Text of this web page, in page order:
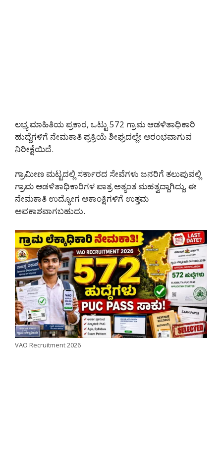
ಲಭ್ಯ ಮಾಹಿತಿಯ ಪ್ರಕಾರ, ಒಟ್ಟು 572 ಗ್ರಾಮ ಆಡಳಿತಾಧಿಕಾರಿ
ಹುದ್ದೆಗಳಿಗೆ ನೇಮಕಾತಿ ಪ್ರಕ್ರಿಯೆ ಶೀಘ್ರದಲ್ಲೇ ಆರಂಭವಾಗುವ
ನಿರೀಕ್ಷೆಯಿದೆ.
ಗ್ರಾಮೀಣ ಮಟ್ಟದಲ್ಲಿ ಸರ್ಕಾರದ ಸೇವೆಗಳು ಜನರಿಗೆ ತಲುಪುವಲ್ಲಿ
ಗ್ರಾಮ ಆಡಳಿತಾಧಿಕಾರಿಗಳ ಪಾತ್ರ ಅತ್ಯಂತ ಮಹತ್ವದ್ದಾಗಿದ್ದು, ಈ
ನೇಮಕಾತಿ ಉದ್ಯೋಗ ಆಕಾಂಕ್ಷಿಗಳಿಗೆ ಉತ್ತಮ
ಅವಕಾಶವಾಗಬಹುದು.
VAO Recruitment 2026